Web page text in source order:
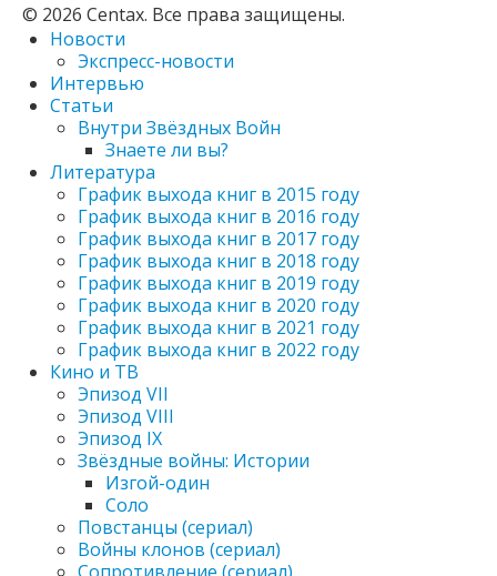
© 2026 Centax. Все права защищены.
Новости
Экспресс-новости
Интервью
Статьи
Внутри Звёздных Войн
Знаете ли вы?
Литература
График выхода книг в 2015 году
График выхода книг в 2016 году
График выхода книг в 2017 году
График выхода книг в 2018 году
График выхода книг в 2019 году
График выхода книг в 2020 году
График выхода книг в 2021 году
График выхода книг в 2022 году
Кино и ТВ
Эпизод VII
Эпизод VIII
Эпизод IX
Звёздные войны: Истории
Изгой-один
Соло
Повстанцы (сериал)
Войны клонов (сериал)